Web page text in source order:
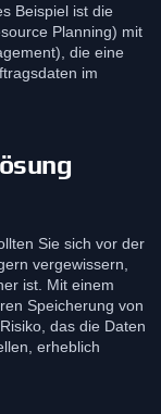
Beispiel ist die
Planning) mit
die eine
im
Sie sich vor der
vergewissern,
ist. Mit einem
Speicherung von
das die Daten
erheblich